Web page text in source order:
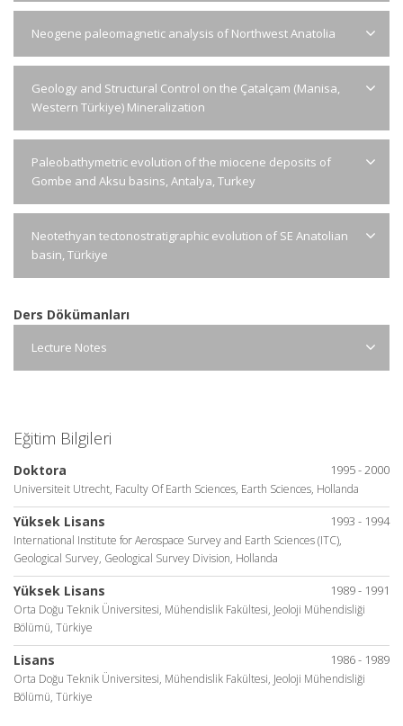
Neogene paleomagnetic analysis of Northwest Anatolia
Geology and Structural Control on the Çatalçam (Manisa,
Western Türkiye) Mineralization
Paleobathymetric evolution of the miocene deposits of
Gombe and Aksu basins, Antalya, Turkey
Neotethyan tectonostratigraphic evolution of SE Anatolian
basin, Türkiye
Ders Dökümanları
Lecture Notes
Eğitim Bilgileri
1995 - 2000
Doktora
Universiteit Utrecht, Faculty Of Earth Sciences, Earth Sciences, Hollanda
1993 - 1994
Yüksek Lisans
International Institute for Aerospace Survey and Earth Sciences (ITC),
Geological Survey, Geological Survey Division, Hollanda
1989 - 1991
Yüksek Lisans
Orta Doğu Teknik Üniversitesi, Mühendislik Fakültesi, Jeoloji Mühendisliği
Bölümü, Türkiye
1986 - 1989
Lisans
Orta Doğu Teknik Üniversitesi, Mühendislik Fakültesi, Jeoloji Mühendisliği
Bölümü, Türkiye